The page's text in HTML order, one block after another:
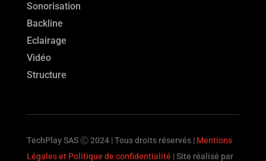
Sonorisation
Backline
Eclairage
Vidéo
Structure
TechPlay SAS Ⓒ 2024 | Tous droits réservés | Mentions
Légales et Politique de confidentialité | Site réalisé par